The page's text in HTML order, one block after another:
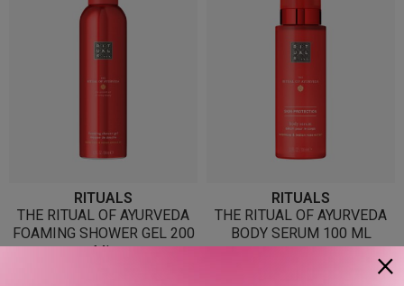
RITUALS
THE RITUAL OF AYURVEDA
FOAMING SHOWER GEL 200
ML
RITUALS
THE RITUAL OF AYURVEDA
BODY SERUM 100 ML
×